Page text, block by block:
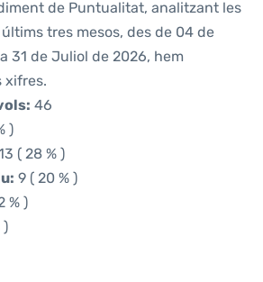
de Puntualitat, analitzant les
tres mesos, des de 04 de
31 de Juliol de 2026, hem
xifres.
46
)
( 28 % )
9 ( 20 % )
% )
)